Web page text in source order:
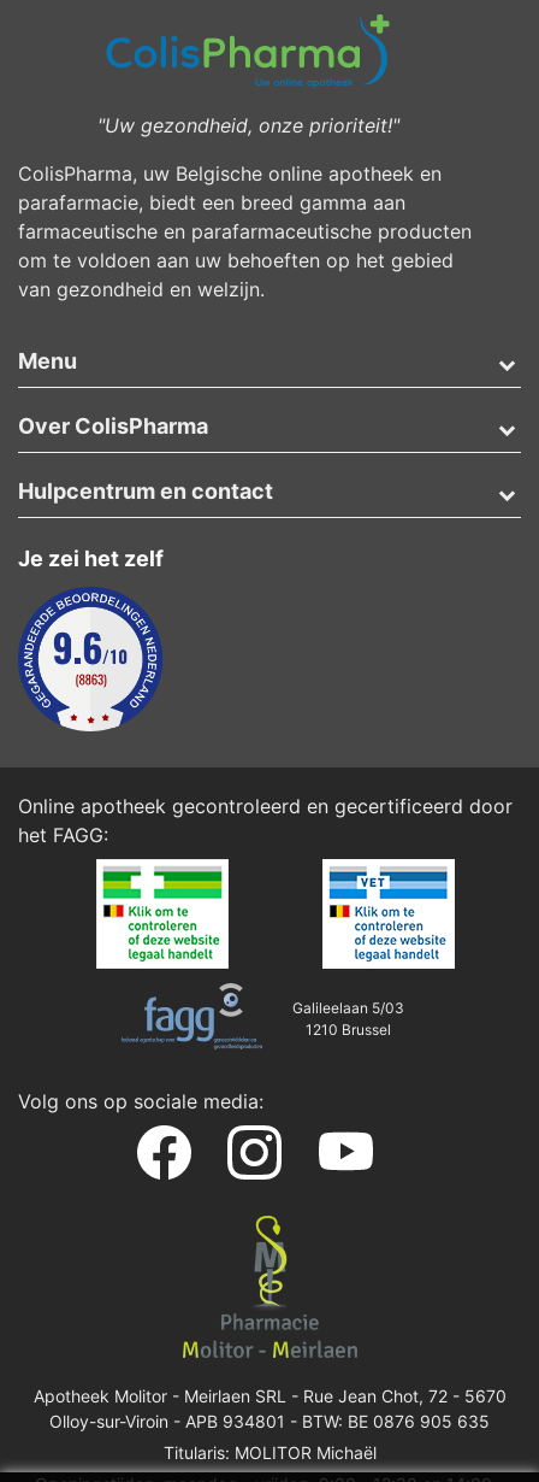
"Uw gezondheid, onze prioriteit!"
ColisPharma, uw Belgische online apotheek en
parafarmacie, biedt een breed gamma aan
farmaceutische en parafarmaceutische producten
om te voldoen aan uw behoeften op het gebied
van gezondheid en welzijn.
Menu
Over ColisPharma
Je zei het zelf
Hulpcentrum en contact
Online apotheek gecontroleerd en gecertificeerd door
het FAGG:
Galileelaan 5/03
1210 Brussel
Volg ons op sociale media:
Apotheek Molitor - Meirlaen SRL - Rue Jean Chot, 72 - 5670
Olloy-sur-Viroin - APB 934801 - BTW: BE 0876 905 635
Titularis: MOLITOR Michaël